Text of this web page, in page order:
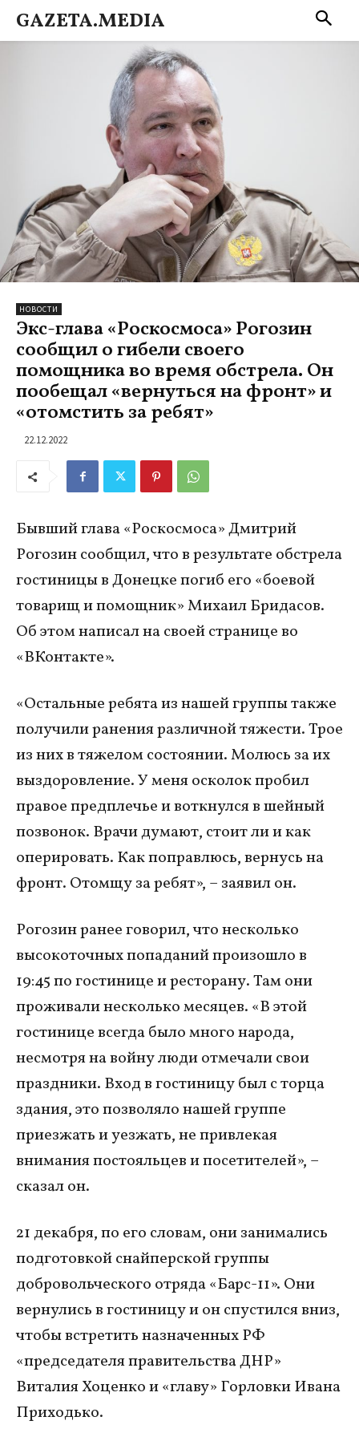
GAZETA.MEDIA
НОВОСТИ
Экс-глава «Роскосмоса» Рогозин
сообщил о гибели своего
помощника во время обстрела. Он
пообещал «вернуться на фронт» и
«отомстить за ребят»
22.12.2022
Бывший глава «Роскосмоса» Дмитрий
Рогозин сообщил, что в результате обстрела
гостиницы в Донецке погиб его «боевой
товарищ и помощник» Михаил Бридасов.
Об этом написал на своей странице во
«ВКонтакте».
«Остальные ребята из нашей группы также
получили ранения различной тяжести. Трое
из них в тяжелом состоянии. Молюсь за их
выздоровление. У меня осколок пробил
правое предплечье и воткнулся в шейный
позвонок. Врачи думают, стоит ли и как
оперировать. Как поправлюсь, вернусь на
фронт. Отомщу за ребят», – заявил он.
Рогозин ранее говорил, что несколько
высокоточных попаданий произошло в
19:45 по гостинице и ресторану. Там они
проживали несколько месяцев. «В этой
гостинице всегда было много народа,
несмотря на войну люди отмечали свои
праздники. Вход в гостиницу был с торца
здания, это позволяло нашей группе
приезжать и уезжать, не привлекая
внимания постояльцев и посетителей», –
сказал он.
21 декабря, по его словам, они занимались
подготовкой снайперской группы
добровольческого отряда «Барс-11». Они
вернулись в гостиницу и он спустился вниз,
чтобы встретить назначенных РФ
«председателя правительства ДНР»
Виталия Хоценко и «главу» Горловки Ивана
Приходько.